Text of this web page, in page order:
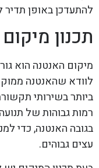
להתעדכן באופן תדיר
תכנון
מיקום האנטנה הוא
לוודא שהאנטנה
ביותר בשירותי
רמות גבוהות של
בגובה האנטנה, כדי
עצים גבוהים.